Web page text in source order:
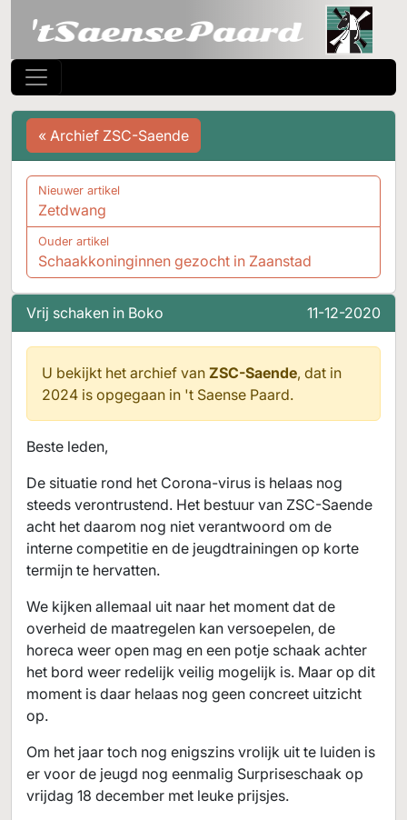
Vrij schaken in Boko 11-12-2020
U bekijkt het archief van ZSC-Saende, dat in
2024 is opgegaan in 't Saense Paard.
Beste leden,
De situatie rond het Corona-virus is helaas nog
steeds verontrustend. Het bestuur van ZSC-Saende
acht het daarom nog niet verantwoord om de
interne competitie en de jeugdtrainingen op korte
termijn te hervatten.
We kijken allemaal uit naar het moment dat de
overheid de maatregelen kan versoepelen, de
horeca weer open mag en een potje schaak achter
het bord weer redelijk veilig mogelijk is. Maar op dit
moment is daar helaas nog geen concreet uitzicht
op.
Om het jaar toch nog enigszins vrolijk uit te luiden is
er voor de jeugd nog eenmalig Surpriseschaak op
vrijdag 18 december met leuke prijsjes.
« Archief ZSC-Saende
Nieuwer artikel
Zetdwang
Ouder artikel
Schaakkoninginnen gezocht in Zaanstad